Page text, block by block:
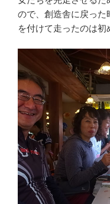
ので、創造舎に戻った
を付けて走ったのは初